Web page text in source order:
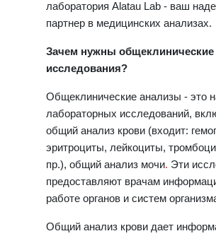
лаборатория Alatau Lab - ваш
партнер в медицинских анализах.
Зачем нужны общеклинические
исследования?
Общеклинические анализы - это
лабораторных исследований,
общий анализ крови (входит:
эритроциты, лейкоциты,
пр.), общий анализ мочи. Эти
предоставляют врачам
работе органов и систем
Общий анализ крови дает